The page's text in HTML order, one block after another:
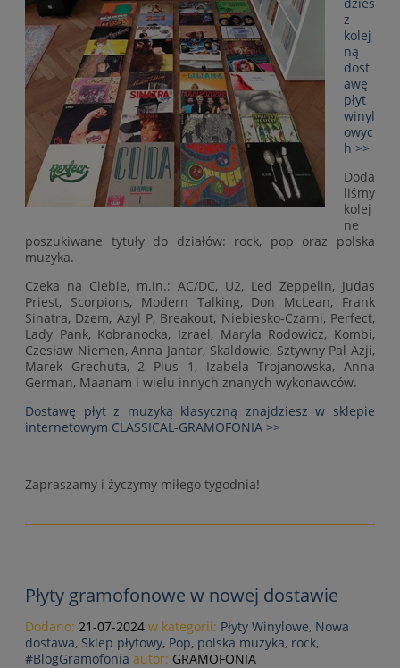
dzies
z
kolej
ną
dost
awę
płyt
winyl
owyc
h >>
Doda
liśmy
kolej
ne
poszukiwane tytuły do działów: rock, pop oraz polska
muzyka.
Czeka na Ciebie, m.in.: AC/DC, U2, Led Zeppelin, Judas
Priest, Scorpions, Modern Talking, Don McLean, Frank
Sinatra, Dżem, Azyl P, Breakout, Niebiesko-Czarni, Perfect,
Lady Pank, Kobranocka, Izrael, Maryla Rodowicz, Kombi,
Czesław Niemen, Anna Jantar, Skaldowie, Sztywny Pal Azji,
Marek Grechuta, 2 Plus 1, Izabela Trojanowska, Anna
German, Maanam i wielu innych znanych wykonawców.
Dostawę płyt z muzyką klasyczną znajdziesz w sklepie
internetowym CLASSICAL-GRAMOFONIA >>
Zapraszamy i życzymy miłego tygodnia!
Płyty gramofonowe w nowej dostawie
Dodano: 21-07-2024 w kategorii: Płyty Winylowe, Nowa
dostawa, Sklep płytowy, Pop, polska muzyka, rock,
#BlogGramofonia autor: GRAMOFONIA